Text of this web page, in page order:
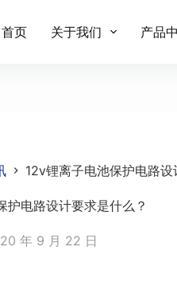
首页 关于我们 产品
12v锂离子电池保护电路设
护电路设计要求是什么？
年 9 月 22 日